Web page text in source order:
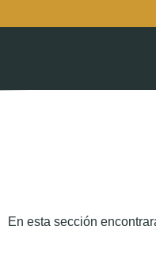
En esta sección